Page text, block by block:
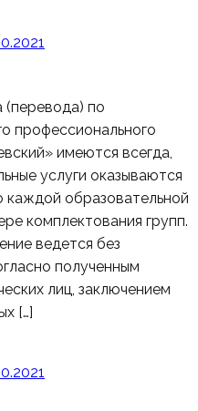
(перевода) по
профессионального
имеются всегда,
услуги оказываются
каждой образовательной
комплектования групп.
ведется без
полученным
лиц, заключением
[…]